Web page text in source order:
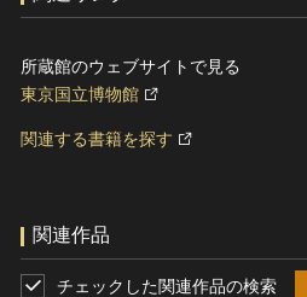
所蔵館のウェブサイトで見る
東京国立博物館
関連する書籍を探す
関連作品
チェックした関連作品の検索